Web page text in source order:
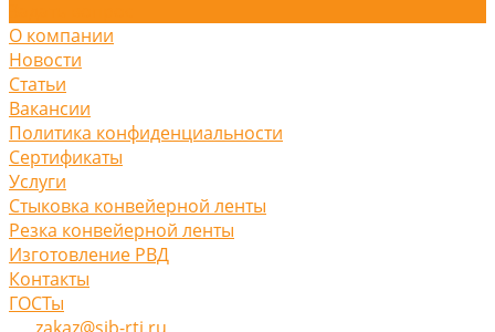
О компании
Новости
Статьи
Вакансии
Политика конфиденциальности
Сертификаты
Услуги
Стыковка конвейерной ленты
Резка конвейерной ленты
Изготовление РВД
Контакты
ГОСТы